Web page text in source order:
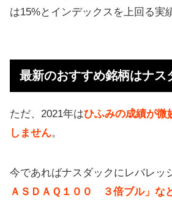
は15%とインデックスを上回る実
最新のおすすめ銘柄はナス
ただ、2021年はひふみの成績が微
しません。
今であればナスダックにレバレッ
ＡＳＤＡＱ１００ ３倍ブル」な